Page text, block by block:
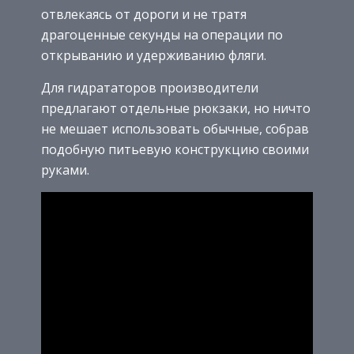
отвлекаясь от дороги и не тратя
драгоценные секунды на операции по
открыванию и удерживанию фляги.
Для гидрататоров производители
предлагают отдельные рюкзаки, но ничто
не мешает использовать обычные, собрав
подобную питьевую конструкцию своими
руками.